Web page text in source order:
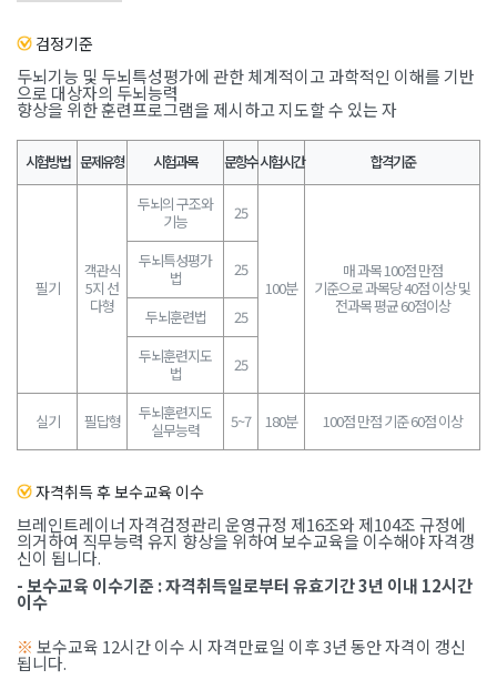
검정기준
두뇌기능 및 두뇌특성평가에 관한 체계적이고 과학적인 이해를 기반
으로 대상자의 두뇌능력
향상을 위한 훈련프로그램을 제시하고 지도할 수 있는 자
시험방법 문제유형 시험과목 문항수시험시간 합격기준
필기
객관식
5지 선
다형
두뇌의 구조와
기능
25
100분
매 과목 100점 만점
기준으로 과목당 40점 이상 및
전과목 평균 60점이상
두뇌특성평가
법
25
두뇌훈련법
25
두뇌훈련지도
법
25
실기 필답형
두뇌훈련지도
실무능력
5~7 180분 100점 만점 기준 60점 이상
자격취득 후 보수교육 이수
브레인트레이너 자격검정관리 운영규정 제16조와 제104조 규정에
의거하여 직무능력 유지 향상을 위하여 보수교육을 이수해야 자격갱
신이 됩니다.
- 보수교육 이수기준 : 자격취득일로부터 유효기간 3년 이내 12시간
이수
※ 보수교육 12시간 이수 시 자격만료일 이후 3년 동안 자격이 갱신
됩니다.